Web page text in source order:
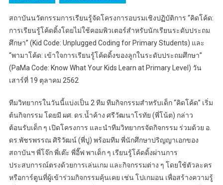
สถาบันนวัตกรรมการเรียนรู้จัดโครงการอบรมเชิงปฏิบัติการ “คิดโค้ด:
การเรียนรู้โค้ดดิ้งโดยไม่ใช้คอมพิวเตอร์สำหรับนักเรียนระดับประถม
ศึกษา” (Kid Code: Unplugged Coding for Primary Students) และ
“พามาโค้ด: เข้าใจการเรียนรู้โค้ดดิ้งของลูกในระดับประถมศึกษา”
(PaMa Code: Know What Your Kids Learn at Primary Level) วัน
เสาร์ที่ 19 ตุลาคม 2562
ทีมวิทยากรในวันนี้แบ่งเป็น 2 ทีม ทีมกิจกรรมสำหรับเด็ก “คิดโค้ด” เริ่ม
ต้นกิจกรรม โดยมี ผศ. ดร.น้ำค้าง ศรีวัฒนาโรทัย (พี่โน้ต) กล่าว
ต้อนรับเด็ก ๆ เปิดโครงการ และนำทีมวิทยากรจัดกิจกรรม ร่วมด้วย อ.
ดร.พัชรพรรณ ศิริวัฒน์ (พี่ปู) พร้อมทีม พี่นักศึกษาปริญญาเอกของ
สถาบันฯ พี่โจ๊ก พี่เต๊ะ พี่อี๊ฟ พาเด็ก ๆ เรียนรู้โค้ดดิ้งผ่านการ
ประสบการณ์ตรงด้วยการเล่นเกม และกิจกรรมต่าง ๆ โดยใช้ตัวละคร
หรือการ์ตูนที่ผู้เข้าร่วมกิจกรรมคุ้นเคย เช่น โปเกมอน เพื่อสร้างความรู้